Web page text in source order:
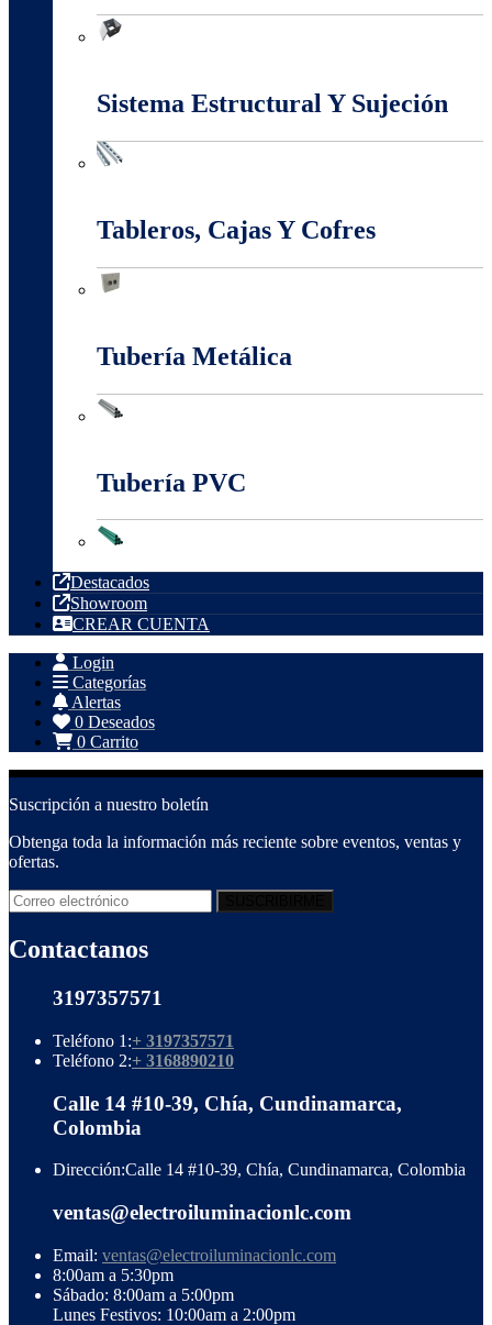
Sistema Estructural Y Sujeción
Tableros, Cajas Y Cofres
Tubería Metálica
Tubería PVC
Destacados
Showroom
CREAR CUENTA
Login
Categorías
Alertas
0 Deseados
0 Carrito
Suscripción a nuestro boletín
Obtenga toda la información más reciente sobre eventos, ventas y
ofertas.
Contactanos
3197357571
Teléfono 1:+ 3197357571
Teléfono 2:+ 3168890210
Calle 14 #10-39, Chía, Cundinamarca,
Colombia
Dirección:Calle 14 #10-39, Chía, Cundinamarca, Colombia
ventas@electroiluminacionlc.com
Email: ventas@electroiluminacionlc.com
8:00am a 5:30pm
Sábado: 8:00am a 5:00pm
Lunes Festivos: 10:00am a 2:00pm